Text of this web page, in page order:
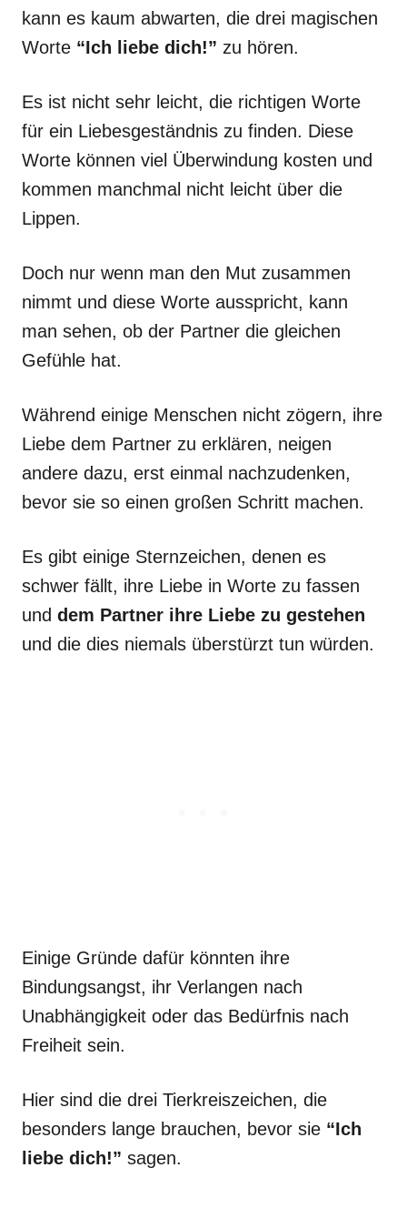
kann es kaum abwarten, die drei magischen
Worte “Ich liebe dich!” zu hören.
Es ist nicht sehr leicht, die richtigen Worte
für ein Liebesgeständnis zu finden. Diese
Worte können viel Überwindung kosten und
kommen manchmal nicht leicht über die
Lippen.
Doch nur wenn man den Mut zusammen
nimmt und diese Worte ausspricht, kann
man sehen, ob der Partner die gleichen
Gefühle hat.
Während einige Menschen nicht zögern, ihre
Liebe dem Partner zu erklären, neigen
andere dazu, erst einmal nachzudenken,
bevor sie so einen großen Schritt machen.
Es gibt einige Sternzeichen, denen es
schwer fällt, ihre Liebe in Worte zu fassen
und dem Partner ihre Liebe zu gestehen
und die dies niemals überstürzt tun würden.
Einige Gründe dafür könnten ihre
Bindungsangst, ihr Verlangen nach
Unabhängigkeit oder das Bedürfnis nach
Freiheit sein.
Hier sind die drei Tierkreiszeichen, die
besonders lange brauchen, bevor sie “Ich
liebe dich!” sagen.